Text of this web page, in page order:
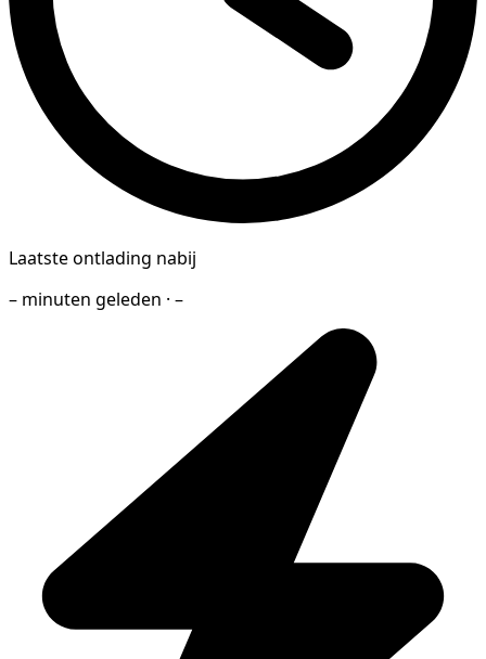
Laatste ontlading nabij
– minuten geleden · –